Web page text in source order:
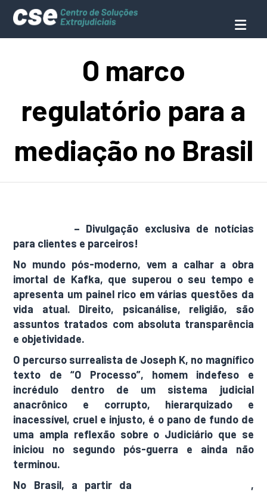
O marco
regulatório para a
mediação no Brasil
– Divulgação exclusiva de notícias
para clientes e parceiros!
No mundo pós-moderno, vem a calhar a obra
imortal de Kafka, que superou o seu tempo e
apresenta um painel rico em várias questões da
vida atual. Direito, psicanálise, religião, são
assuntos tratados com absoluta transparência
e objetividade.
O percurso surrealista de Joseph K, no magnífico
texto de “O Processo”, homem indefeso e
incrédulo dentro de um sistema judicial
anacrônico e corrupto, hierarquizado e
inacessível, cruel e injusto, é o pano de fundo de
uma ampla reflexão sobre o Judiciário que se
iniciou no segundo pós-guerra e ainda não
terminou.
No Brasil, a partir da
,